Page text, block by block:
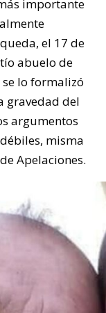
importante
el 17 de
abuelo de
lo formalizó
gravedad del
argumentos
misma
Apelaciones.